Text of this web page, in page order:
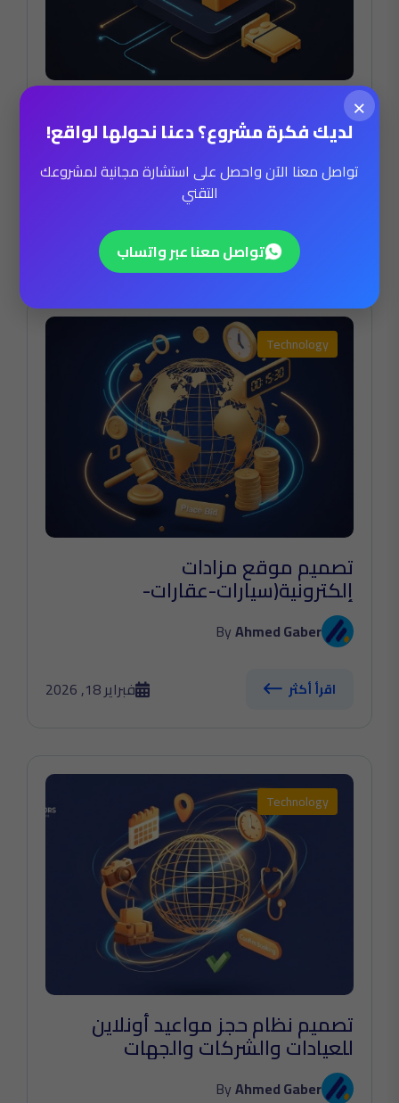
×
لديك فكرة مشروع؟ دعنا نحولها لواقع!
تواصل معنا الآن واحصل على استشارة مجانية لمشروعك
التقني
تواصل معنا عبر واتساب
برمجة نظام حجوزات فنادق وشقق
فندقية أونلاين
ByAhmed Gaber
اقرأ أكثر فبراير 18, 2026
Technology
تصميم موقع مزادات
إلكترونية(سيارات-عقارات-
الكترونيات-...) ByAhmed Gaber
اقرأ أكثر فبراير 18, 2026
Technology
تصميم نظام حجز مواعيد أونلاين
للعيادات والشركات والجهات
الحكومية ByAhmed Gaber